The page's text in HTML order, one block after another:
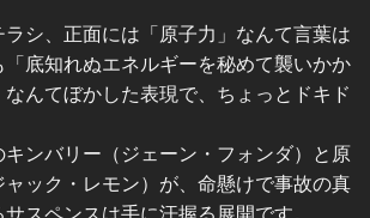
シ、正面には「原子力」なんて言葉は
底知れぬエネルギーを秘めて襲いかか
んてぼかした表現で、ちょっとドキド
ンバリー（ジェーン・フォンダ）と原
ック・レモン）が、命懸けで事故の真